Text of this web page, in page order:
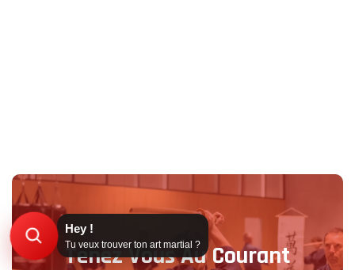
Tenez Vous Au Courant
Hey !
Tu veux trouver ton art martial ?